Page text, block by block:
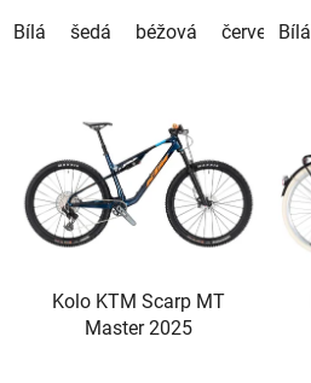
Bílá šedá béžová červenáBílá
Kolo KTM Scarp MT
Master 2025